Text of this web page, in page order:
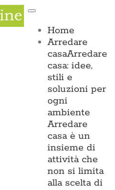
Toggle
Home
Arredare
casaArredare
casa: idee,
stili e
soluzioni per
ogni
ambiente
Arredare
casa è un
insieme di
attività che
non si limita
alla scelta di